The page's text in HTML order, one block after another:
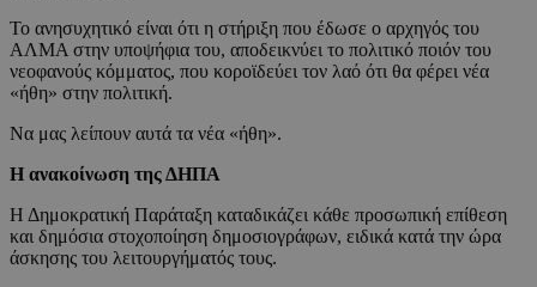
Το ανησυχητικό είναι ότι η στήριξη που έδωσε ο αρχηγός του
ΑΛΜΑ στην υποψήφια του, αποδεικνύει το πολιτικό ποιόν του
νεοφανούς κόμματος, που κοροϊδεύει τον λαό ότι θα φέρει νέα
«ήθη» στην πολιτική.
Να μας λείπουν αυτά τα νέα «ήθη».
Η ανακοίνωση της ΔΗΠΑ
Η Δημοκρατική Παράταξη καταδικάζει κάθε προσωπική επίθεση
και δημόσια στοχοποίηση δημοσιογράφων, ειδικά κατά την ώρα
άσκησης του λειτουργήματός τους.